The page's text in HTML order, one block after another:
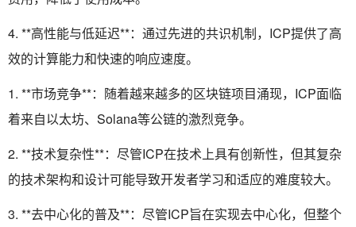
4. **高性能与低延迟**：通过先进的共识机制，ICP提供了高
效的计算能力和快速的响应速度。
1. **市场竞争**：随着越来越多的区块链项目涌现，ICP面临
着来自以太坊、Solana等公链的激烈竞争。
2. **技术复杂性**：尽管ICP在技术上具有创新性，但其复杂
的技术架构和设计可能导致开发者学习和适应的难度较大。
3. **去中心化的普及**：尽管ICP旨在实现去中心化，但整个